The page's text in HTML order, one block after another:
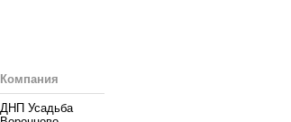
Компания
ДНП Усадьба